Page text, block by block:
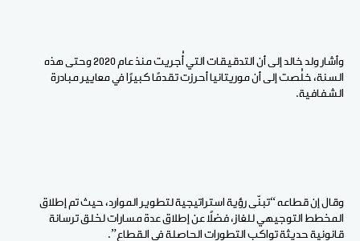
وأشار ولد خالد إلى أن التدقيقات التي أُجريت منذ عام 2020 وحتى هذه
السنة، خلُصت إلى أن موريتانيا أحرزت تقدمًا كبيرًا في معايير مبادرة
الشفافية.
وقال إن قطاعه “تبنّى رؤية استراتيجية لتطوير الموارد، حيث تم إطلاق
المخطط التوجيهي للغاز، فضلًا عن إطلاق عدة مسارات لخلق ترسانة
قانونية حديثة تواكب التطورات الحاصلة في القطاع”.